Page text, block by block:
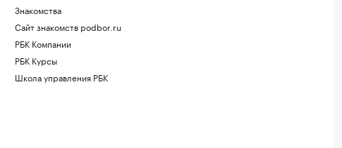
Знакомства
Сайт знакомств podbor.ru
РБК Компании
РБК Курсы
Школа управления РБК